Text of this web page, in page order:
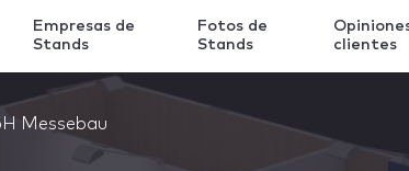
Empresas de
Stands
Fotos de
Stands
clientes
Messebau